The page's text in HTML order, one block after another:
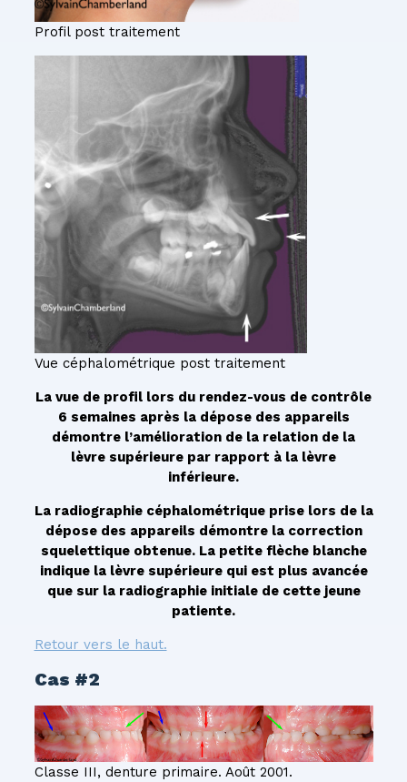
Profil post traitement
Vue céphalométrique post traitement
La vue de profil lors du rendez-vous de contrôle
6 semaines après la dépose des appareils
démontre l’amélioration de la relation de la
lèvre supérieure par rapport à la lèvre
inférieure.
La radiographie céphalométrique prise lors de la
dépose des appareils démontre la correction
squelettique obtenue. La petite flèche blanche
indique la lèvre supérieure qui est plus avancée
que sur la radiographie initiale de cette jeune
patiente.
Retour vers le haut.
Cas #2
Classe III, denture primaire. Août 2001.